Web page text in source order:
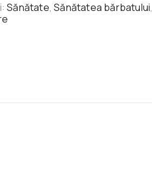
Sănătate,Sănătatea bărbatului,